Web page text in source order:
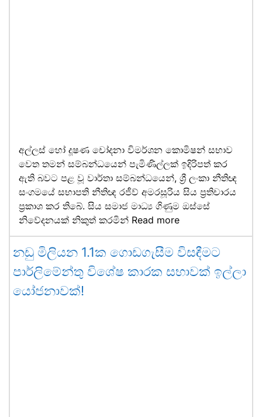
අල්ලස් හෝ දූෂණ චෝදනා විමර්ශන කොමිෂන් සභාව
වෙත තමන් සම්බන්ධයෙන් පැමිණිල්ලක් ඉදිරිපත් කර
ඇති බවට පළ වූ වාර්තා සම්බන්ධයෙන්, ශ්‍රී ලංකා නීතිඥ
සංගමයේ සභාපති නීතිඥ රජීව් අමරසූරිය සිය ප්‍රතිචාරය
ප්‍රකාශ කර තිබේ. සිය සමාජ මාධ්‍ය ගිණුම ඔස්සේ
නිවේදනයක් නිකුත් කරමින් Read more
නඩු මිලියන 1.1ක ගොඩගැසීම විසඳීමට
පාර්ලිමේන්තු විශේෂ කාරක සභාවක් ඉල්ලා
යෝජනාවක්!